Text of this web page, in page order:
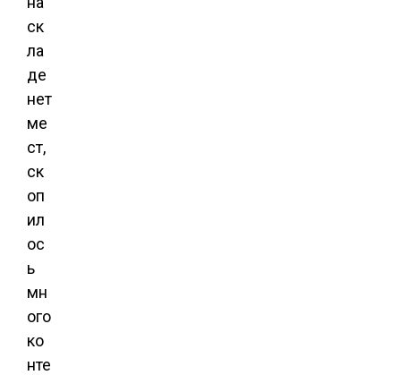
ск
ла
де
нет
ме
ст,
ск
оп
ил
ос
ь
мн
ого
ко
нте